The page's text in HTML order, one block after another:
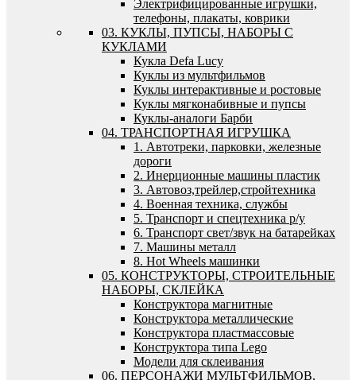
Электрифицированные игрушки,
телефоны, плакаты, коврики
03. КУКЛЫ, ПУПСЫ, НАБОРЫ С
КУКЛАМИ
Кукла Defa Lucy
Куклы из мультфильмов
Куклы интерактивные и ростовые
Куклы мягконабивные и пупсы
Куклы-аналоги Барби
04. ТРАНСПОРТНАЯ ИГРУШКА
1. Автотреки, парковки, железные
дороги
2. Инерционные машины пластик
3. Автовоз,трейлер,стройтехника
4. Военная техника, службы
5. Транспорт и спецтехника р/у
6. Транспорт свет/звук на батарейках
7. Машины металл
8. Hot Wheels машинки
05. КОНСТРУКТОРЫ, СТРОИТЕЛЬНЫЕ
НАБОРЫ, СКЛЕЙКА
Конструктора магнитные
Конструктора металлические
Конструктора пластмассовые
Конструктора типа Lego
Модели для склеивания
06. ПЕРСОНАЖИ МУЛЬТФИЛЬМОВ,